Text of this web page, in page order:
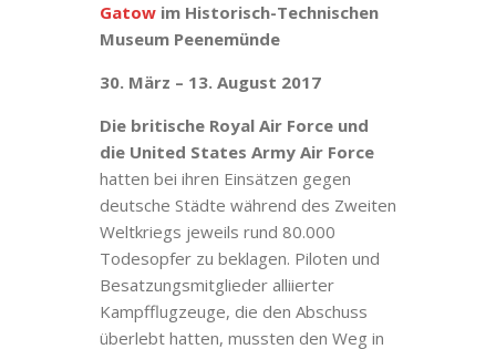
Gatow im Historisch-Technischen
Museum Peenemünde
30. März – 13. August 2017
Die britische Royal Air Force und
die United States Army Air Force
hatten bei ihren Einsätzen gegen
deutsche Städte während des Zweiten
Weltkriegs jeweils rund 80.000
Todesopfer zu beklagen. Piloten und
Besatzungsmitglieder alliierter
Kampfflugzeuge, die den Abschuss
überlebt hatten, mussten den Weg in